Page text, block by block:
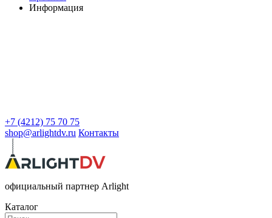
Информация
+7 (4212) 75 70 75
shop@arlightdv.ru Контакты
официальный партнер Arlight
Каталог